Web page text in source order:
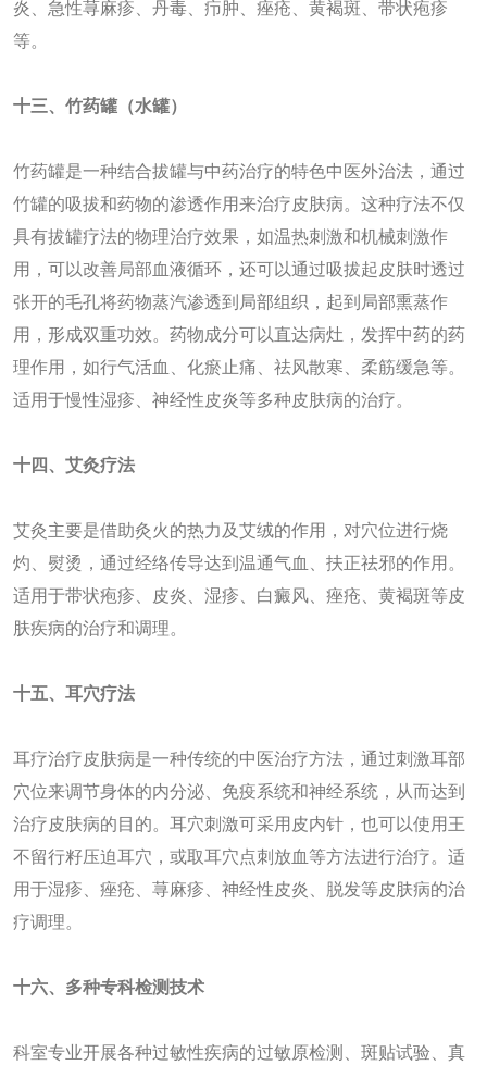
炎、急性荨麻疹、丹毒、疖肿、痤疮、黄褐斑、带状疱疹
等。
十三、 竹药罐（水罐）
竹药罐是一种结合拔罐与中药治疗的特色中医外治法，通过
竹罐的吸拔和药物的渗透作用来治疗皮肤病‌。这种疗法不仅
具有拔罐疗法的物理治疗效果，如温热刺激和机械刺激作
用，可以改善局部血液循环，还可以通过吸拔起皮肤时透过
张开的毛孔将药物蒸汽渗透到局部组织，起到局部熏蒸作
用，形成双重功效。药物成分可以直达病灶，发挥中药的药
理作用，如行气活血、化瘀止痛、祛风散寒、柔筋缓急等‌。
适用于慢性湿疹、神经性皮炎等多种皮肤病的治疗。
十四、艾灸疗法
艾灸主要是借助灸火的热力及艾绒的作用，对穴位进行烧
灼、熨烫，通过经络传导达到温通气血、扶正祛邪的作用。
适用于带状疱疹、皮炎、湿疹、白癜风、痤疮、黄褐斑等皮
肤疾病的治疗和调理。‌
十五、耳穴疗法
耳疗治疗皮肤病是一种传统的中医治疗方法，通过刺激耳部
穴位来调节身体的内分泌、免疫系统和神经系统，从而达到
治疗皮肤病的目的‌。耳穴刺激可采用皮内针，也可以使用王
不留行籽压迫耳穴，或取耳穴点刺放血等方法进行治疗。适
用于湿疹、痤疮、荨麻疹、神经性皮炎、脱发等皮肤病的治
疗调理。
十六、多种专科检测技术
科室专业开展各种过敏性疾病的过敏原检测、斑贴试验、真